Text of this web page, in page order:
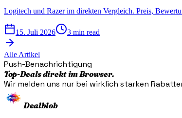
Logitech und Razer im direkten Vergleich. Preis,
15. Juli 2026 3 min read
Alle Artikel
Push-Benachrichtigung
Top-Deals direkt im Browser.
Wir melden uns nur bei wirklich starken
Dealblob